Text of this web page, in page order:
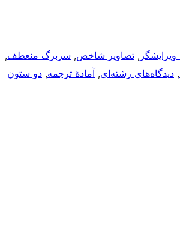
, تصاویر شاخص, سربرگ منعطف,
, دیدگاه‌های رشته‌ای, آمادهٔ ترجمه, دو ستون